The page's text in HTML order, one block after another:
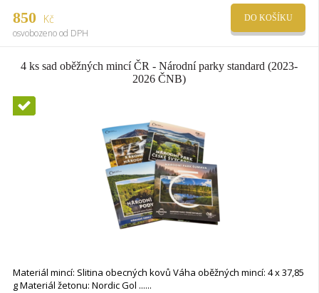
850 Kč
osvobozeno od DPH
DO KOŠÍKU
4 ks sad oběžných mincí ČR - Národní parky standard (2023-
2026 ČNB)
Novinka
Materiál mincí: Slitina obecných kovů Váha oběžných mincí: 4 x 37,85
g Materiál žetonu: Nordic Gol ...